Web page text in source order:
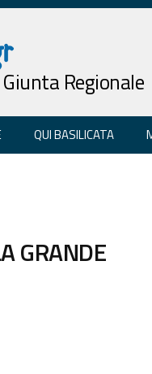
Regionale
QUI BASILICATA
GRANDE